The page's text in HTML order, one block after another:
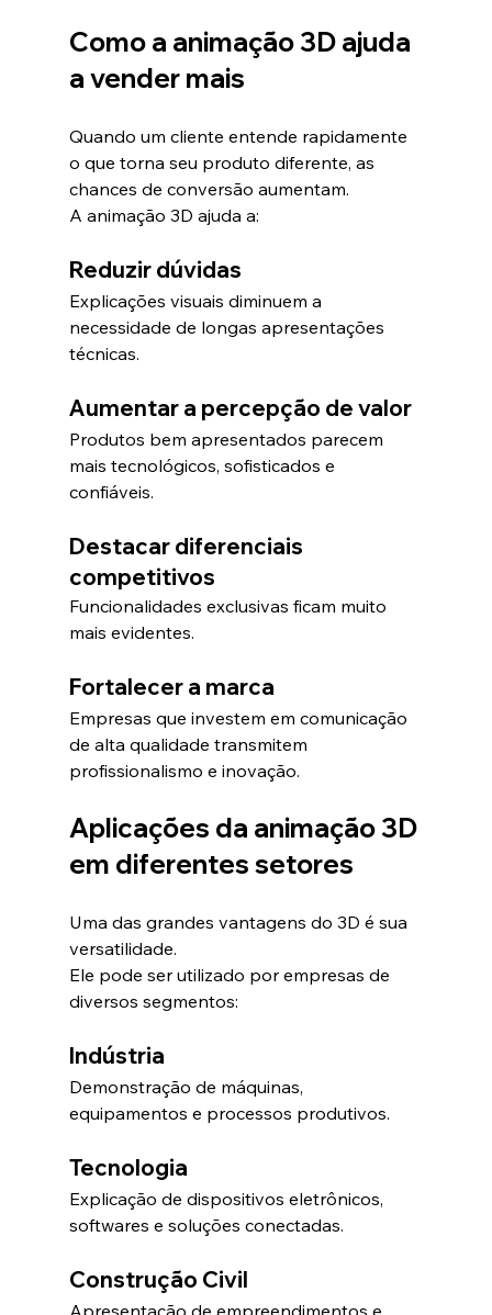
Como a animação 3D ajuda
a vender mais
Quando um cliente entende rapidamente
o que torna seu produto diferente, as
chances de conversão aumentam.
A animação 3D ajuda a:
Reduzir dúvidas
Explicações visuais diminuem a
necessidade de longas apresentações
técnicas.
Aumentar a percepção de valor
Produtos bem apresentados parecem
mais tecnológicos, sofisticados e
confiáveis.
Destacar diferenciais
competitivos
Funcionalidades exclusivas ficam muito
mais evidentes.
Fortalecer a marca
Empresas que investem em comunicação
de alta qualidade transmitem
profissionalismo e inovação.
Aplicações da animação 3D
em diferentes setores
Uma das grandes vantagens do 3D é sua
versatilidade.
Ele pode ser utilizado por empresas de
diversos segmentos:
Indústria
Demonstração de máquinas,
equipamentos e processos produtivos.
Tecnologia
Explicação de dispositivos eletrônicos,
softwares e soluções conectadas.
Construção Civil